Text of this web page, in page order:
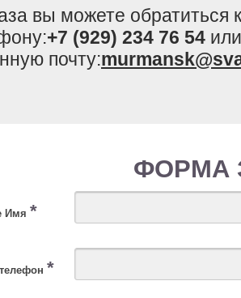
вы можете
+7 (929) 234 76 54
почту:
ФОРМА
Имя *
*